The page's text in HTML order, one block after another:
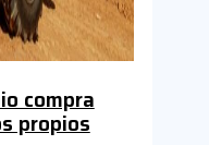
compra
propios